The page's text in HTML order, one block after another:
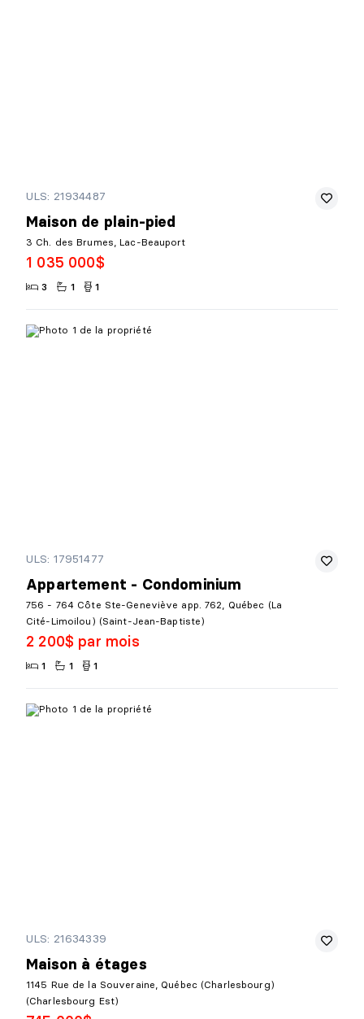
ULS: 21934487
Maison de plain-pied
3 Ch. des Brumes, Lac-Beauport
1 035 000$
3 1 1
ULS: 17951477
Appartement - Condominium
756 - 764 Côte Ste-Geneviève app. 762, Québec (La
Cité-Limoilou) (Saint-Jean-Baptiste)
2 200$ par mois
1 1 1
ULS: 21634339
Maison à étages
1145 Rue de la Souveraine, Québec (Charlesbourg)
(Charlesbourg Est)